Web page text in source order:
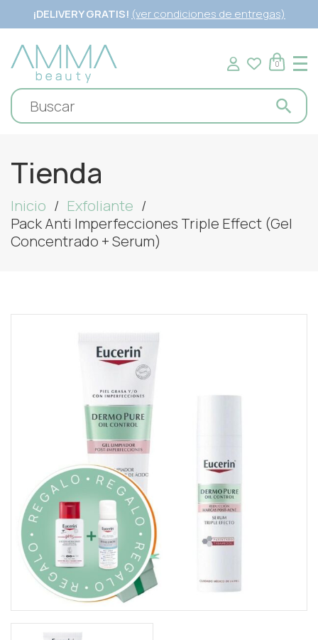
¡DELIVERY GRATIS! (ver condiciones de entregas)
0
Tienda
Inicio
Exfoliante
Pack Anti Imperfecciones Triple Effect (Gel
Concentrado + Serum)